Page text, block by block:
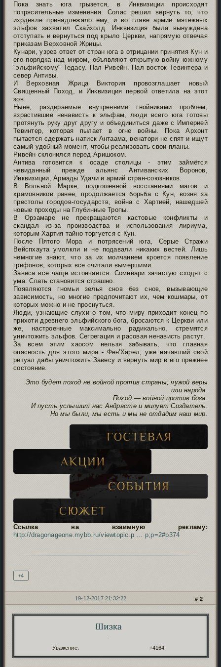
Пока знать юга грызется, в Инквизиции происходят
потрясительные изменения. Солас решил вернуть то, что
изрдевле принадлежало ему, и во главе армии мятежных
эльфов захватил Скайхолд. Инквизиция была вынуждена
отступать и вернуться под крыло Церкви, напрямую отвечая
приказам Верховной Жрицы.
Кунари, узрев ответ от стран юга в отрицании принятия Кун и
его порядка над миром, объявляют открытую войну южному
"эльфийскому" Тедасу. Пал Ривейн. Пал восток Тевинтера и
север Антивы.
И Верховная Жрица Виктория провозглашает новый
Священный Поход, и Инквизиция первой ответила на этот
зов.
Ныне, раздираемые внутренними гнойниками проблем,
взрастившие ненависть к эльфам, люди всего юга готовы
протянуть руку друг другу и объединиться даже с Империей
Тевинтер, которая пылает в огне войны. Пока Архонт
пытается сдержать натиск Антаама, венатори не спят и ищут
самый удобный момент, чтобы реализовать свои планы.
Ривейн склонился перед Аришоком.
Антива готовится к осаде столицы - этим займётся
невиданный прежде альянс Антиванских Воронов,
Инквизиции, Армады Удачи и армий стран-союзников.
В Вольной Марке, подкошенной восстаниями магов и
храмовников ранее, продолжается борьба с Кун, возня за
престолы городов-государств, война с Хартией, нашедшей
новые проходы на Глубинные Тропы.
В Орзамаре не прекращаются кастовые конфликты и
скандал из-за производства и использования лириума,
которым Хартия тайно торгуется с Кун.
После Пятого Мора и потрясений юга, Серые Стражи
Вейспхаута умолкли и не подавали никаких вестей. Лишь
немногие знают, что за их молчанием кроется появление
грифонов, которых все считали вымершими.
Завеса все чаще истончается. Сомниари зачастую сходят с
ума. Спать становится страшно.
Появляются гномьи зелья снов без снов, вызывающие
зависимость, но многие предпочитают их, чем кошмары, от
которых можно и не проснуться.
Люди, узнающие слухи о том, что миру приходит конец по
прихоти древнего эльфийского бога, бросаются к Церкви или
же, настроенные максимально радикально, стремятся
уничтожить эльфов. Сегрегация и расовая ненависть растут.
За всем этим хаосом нельзя забывать, что главная
опасность для этого мира - Фен'Харел, уже начавший свой
ритуал дабы уничтожить Завесу и вернуть мир в его прежнее
состояние.
Это будет поход не войной против страны, чужой веры
или народа.
Поход — войной против бога.
И пусть услышит нас Андрасте и милует Создатель.
Но мы были, мы есть и мы не отдадим наш мир.
Ссылка на взаимную рекламу:
http://dragonageone.mybb.ru/viewtopic.p … p;p=2#p374
+4
2
19-12-2017 21:32:22
Шизка
Уважение: +4164